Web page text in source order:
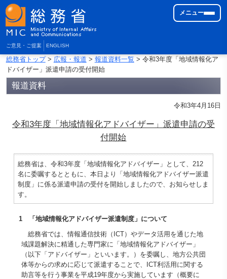
ご意見・ご提案 ENGLISH
メニュー
総務省トップ> 広報・報道 > 報道資料一覧> 令和3年度「地域情報化ア
ドバイザー」派遣申請の受付開始
報道資料
令和3年4月16日
令和3年度「地域情報化アドバイザー」派遣申請の受
付開始
総務省は、令和3年度「地域情報化アドバイザー」として、212
名に委嘱するとともに、本日より「地域情報化アドバイザー派遣
制度」に係る派遣申請の受付を開始しましたので、お知らせしま
す。
1 「地域情報化アドバイザー派遣制度」について
総務省では、情報通信技術（ICT）やデータ活用を通じた地
域課題解決に精通した専門家に「地域情報化アドバイザー」
（以下「アドバイザー」といいます。）を委嘱し、地方公共団
体等からの求めに応じて派遣することで、ICT利活用に関する
助言等を行う事業を平成19年度から実施しています（概要に